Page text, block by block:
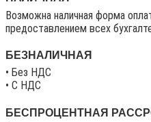
Возможна наличная форма
предоставлением всех
БЕЗНАЛИЧНАЯ
• Без НДС
• C НДС
БЕСПРОЦЕНТНАЯ